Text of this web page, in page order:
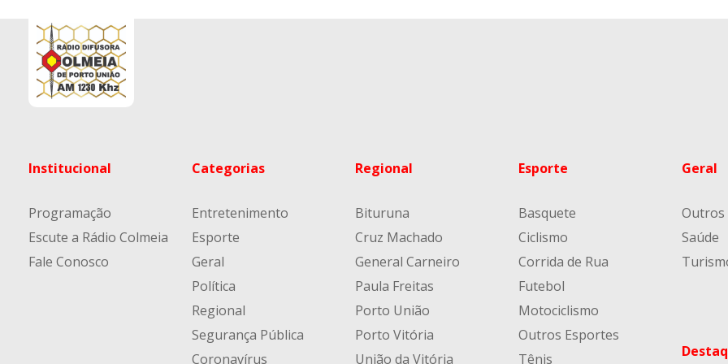
Institucional
Programação
Escute a Rádio Colmeia
Fale Conosco
Categorias
Entretenimento
Esporte
Geral
Política
Regional
Segurança Pública
Coronavírus
Regional
Bituruna
Cruz Machado
General Carneiro
Paula Freitas
Porto União
Porto Vitória
União da Vitória
Esporte
Basquete
Ciclismo
Corrida de Rua
Futebol
Motociclismo
Outros Esportes
Tênis
Geral
Outros
Saúde